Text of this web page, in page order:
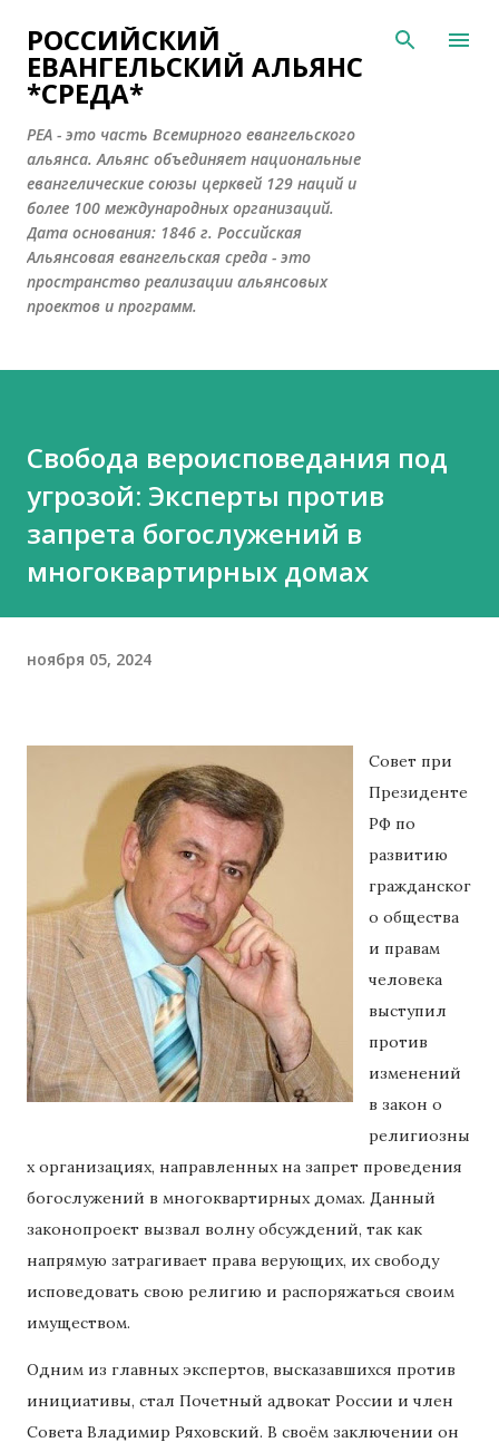
К основному контенту
РОССИЙСКИЙ
ЕВАНГЕЛЬСКИЙ АЛЬЯНС
*СРЕДА*
РЕА - это часть Всемирного евангельского
альянса. Альянс объединяет национальные
евангелические союзы церквей 129 наций и
более 100 международных организаций.
Дата основания: 1846 г. Российская
Альянсовая евангельская среда - это
пространство реализации альянсовых
проектов и программ.
Свобода вероисповедания под
угрозой: Эксперты против
запрета богослужений в
многоквартирных домах
ноября 05, 2024
Совет при
Президенте
РФ по
развитию
гражданског
о общества
и правам
человека
выступил
против
изменений
в закон о
религиозны
х организациях, направленных на запрет проведения
богослужений в многоквартирных домах. Данный
законопроект вызвал волну обсуждений, так как
напрямую затрагивает права верующих, их свободу
исповедовать свою религию и распоряжаться своим
имуществом.
Одним из главных экспертов, высказавшихся против
инициативы, стал Почетный адвокат России и член
Совета Владимир Ряховский. В своём заключении он